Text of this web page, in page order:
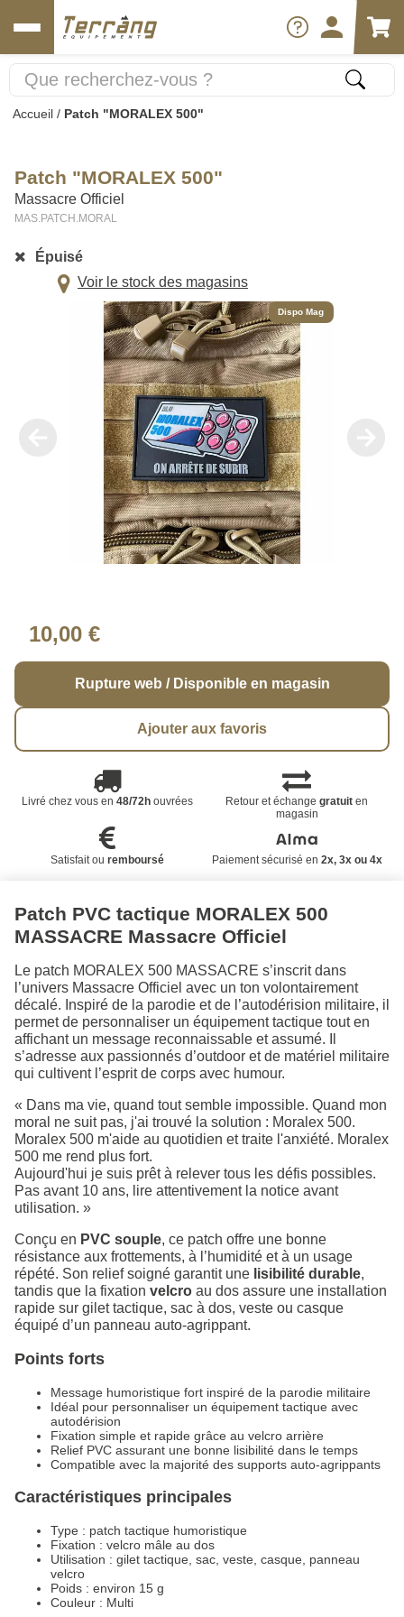
Accueil / Patch "MORALEX 500"
Patch "MORALEX 500"
Massacre Officiel
MAS.PATCH.MORAL
Épuisé
Voir le stock des magasins
Dispo Mag
10,00 €
Rupture web / Disponible en magasin
Ajouter aux favoris
Livré chez vous en 48/72houvrées Retour et échangegratuit en
magasin
Satisfait ou remboursé Paiement sécurisé en 2x, 3x ou 4x
Patch PVC tactique MORALEX 500
MASSACRE Massacre Officiel
Le patch MORALEX 500 MASSACRE s’inscrit dans
l’univers Massacre Officiel avec un ton volontairement
décalé. Inspiré de la parodie et de l’autodérision militaire, il
permet de personnaliser un équipement tactique tout en
affichant un message reconnaissable et assumé. Il
s’adresse aux passionnés d’outdoor et de matériel militaire
qui cultivent l’esprit de corps avec humour.
« Dans ma vie, quand tout semble impossible. Quand mon
moral ne suit pas, j'ai trouvé la solution : Moralex 500.
Moralex 500 m'aide au quotidien et traite l'anxiété. Moralex
500 me rend plus fort.
Aujourd'hui je suis prêt à relever tous les défis possibles.
Pas avant 10 ans, lire attentivement la notice avant
utilisation. »
Conçu en PVC souple, ce patch offre une bonne
résistance aux frottements, à l’humidité et à un usage
répété. Son relief soigné garantit une lisibilité durable,
tandis que la fixation velcro au dos assure une installation
rapide sur gilet tactique, sac à dos, veste ou casque
équipé d’un panneau auto‑agrippant.
Points forts
Message humoristique fort inspiré de la parodie militaire
Idéal pour personnaliser un équipement tactique avec
autodérision
Fixation simple et rapide grâce au velcro arrière
Relief PVC assurant une bonne lisibilité dans le temps
Compatible avec la majorité des supports auto‑agrippants
Caractéristiques principales
Type : patch tactique humoristique
Fixation : velcro mâle au dos
Utilisation : gilet tactique, sac, veste, casque, panneau
velcro
Poids : environ 15 g
Couleur : Multi